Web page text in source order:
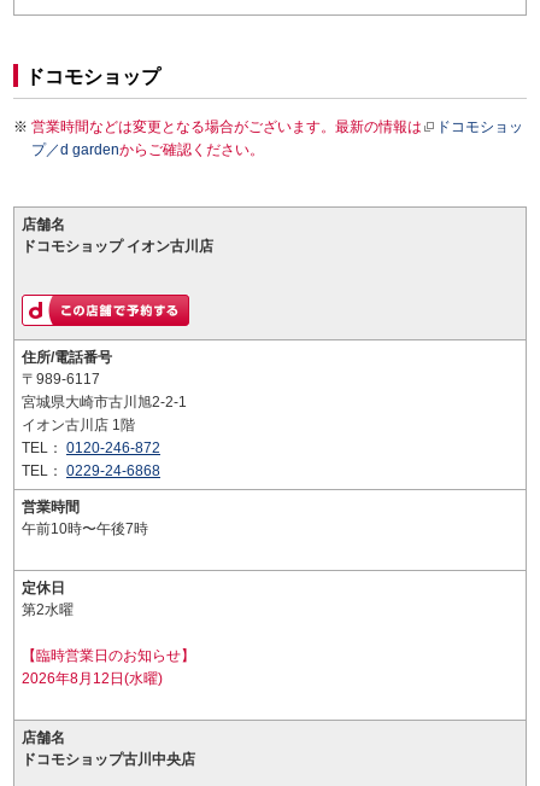
ドコモショップ
営業時間などは変更となる場合がございます。最新の情報は
ドコモショッ
プ／d gardenからご確認ください。
店舗名
ドコモショップ イオン古川店
住所/電話番号
〒989-6117
宮城県大崎市古川旭2-2-1
イオン古川店 1階
TEL： 0120-246-872
TEL： 0229-24-6868
営業時間
午前10時〜午後7時
定休日
第2水曜
【臨時営業日のお知らせ】
2026年8月12日(水曜)
店舗名
ドコモショップ古川中央店